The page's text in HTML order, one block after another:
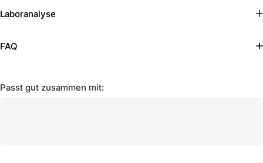
Laboranalyse
FAQ
Passt gut zusammen mit: